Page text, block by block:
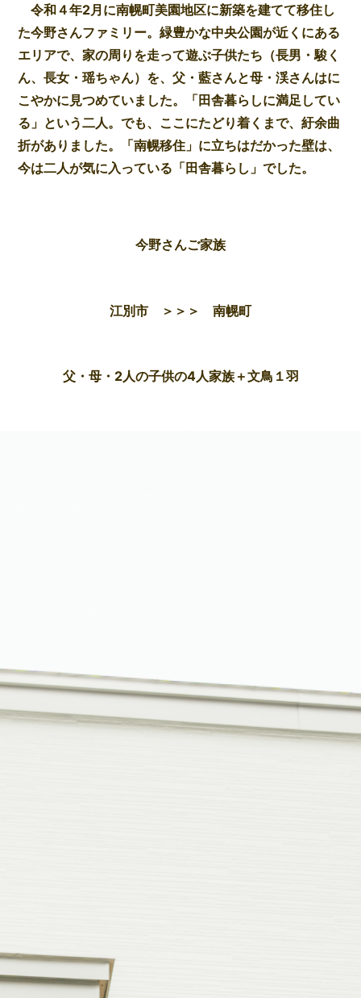
令和４年2月に南幌町美園地区に新築を建てて移住し
た今野さんファミリー。緑豊かな中央公園が近くにある
エリアで、家の周りを走って遊ぶ子供たち（長男・駿く
ん、長女・瑶ちゃん）を、父・藍さんと母・渓さんはに
こやかに見つめていました。「田舎暮らしに満足してい
る」という二人。でも、ここにたどり着くまで、紆余曲
折がありました。「南幌移住」に立ちはだかった壁は、
今は二人が気に入っている「田舎暮らし」でした。
今野さんご家族
江別市 ＞＞＞ 南幌町
父・母・2人の子供の4人家族＋文鳥１羽